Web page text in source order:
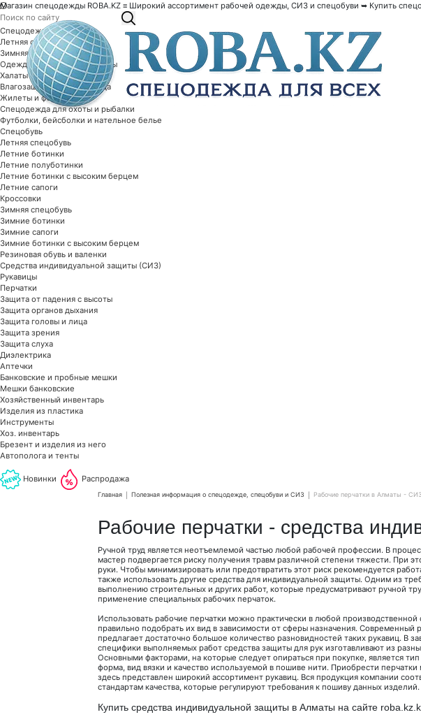
Магазин спецодежды ROBA.KZ ≡ Широкий ассортимент рабочей одежды, СИЗ и спецобуви ➥ Купить
Спецодежда
Летняя спецодежда
Зимняя спецодежда
Одежда специальной защиты
Халаты рабочие
Влагозащитная спецодежда
Жилеты и фартуки
Спецодежда для охоты и рыбалки
Футболки, бейсболки и нательное белье
Спецобувь
Летняя спецобувь
Летние ботинки
Летние полуботинки
Летние ботинки с высоким берцем
Летние сапоги
Кроссовки
Зимняя спецобувь
Зимние ботинки
Зимние сапоги
Зимние ботинки с высоким берцем
Резиновая обувь и валенки
Средства индивидуальной защиты (СИЗ)
Рукавицы
Перчатки
Защита от падения с высоты
Защита органов дыхания
Защита головы и лица
Защита зрения
Защита слуха
Диэлектрика
Аптечки
Банковские и пробные мешки
Мешки банковские
Хозяйственный инвентарь
Изделия из пластика
Инструменты
Хоз. инвентарь
Брезент и изделия из него
Автополога и тенты
Новинки Распродажа
Главная Полезная информация о спецодежде, спецобуви и СИЗ Рабочие перчатки в Алматы -
Рабочие перчатки - средства
Ручной труд является неотъемлемой частью любой рабочей профессии. В
мастер подвергается риску получения травм различной степени тяжести. При
руки. Чтобы минимизировать или предотвратить этот риск рекомендуется
также использовать другие средства для индивидуальной защиты. Одним из
выполнению строительных и других работ, которые предусматривают ручной
применение специальных рабочих перчаток.
Использовать рабочие перчатки можно практически в любой производственной
правильно подобрать их вид в зависимости от сферы назначения.
предлагает достаточно большое количество разновидностей таких рукавиц. В
специфики выполняемых работ средства защиты для рук изготавливают из
Основными факторами, на которые следует опираться при покупке, является
форма, вид вязки и качество используемой в пошиве нити. Приобрести
здесь представлен широкий ассортимент рукавиц. Вся продукция компании
стандартам качества, которые регулируют требования к пошиву данных изделий.
Купить средства индивидуальной защиты в Алматы на сайте